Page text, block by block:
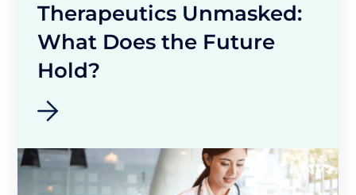
Therapeutics Unmasked:
What Does the Future
Hold?